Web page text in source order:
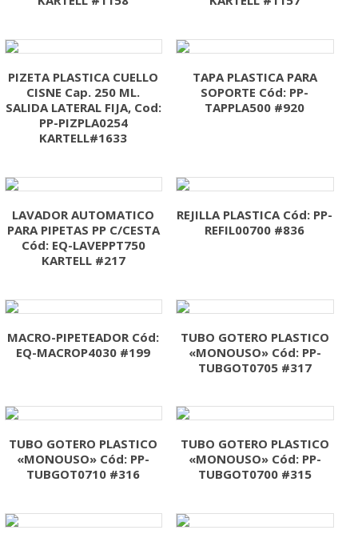
PIZETA PLASTICA CUELLO
CISNE Cap. 250 ML.
SALIDA LATERAL FIJA, Cod:
PP-PIZPLA0254
KARTELL#1633
TAPA PLASTICA PARA
SOPORTE Cód: PP-
TAPPLA500 #920
LAVADOR AUTOMATICO
PARA PIPETAS PP C/CESTA
Cód: EQ-LAVEPPT750
KARTELL #217
REJILLA PLASTICA Cód: PP-
REFIL00700 #836
MACRO-PIPETEADOR Cód:
EQ-MACROP4030 #199
TUBO GOTERO PLASTICO
«MONOUSO» Cód: PP-
TUBGOT0705 #317
TUBO GOTERO PLASTICO
«MONOUSO» Cód: PP-
TUBGOT0710 #316
TUBO GOTERO PLASTICO
«MONOUSO» Cód: PP-
TUBGOT0700 #315